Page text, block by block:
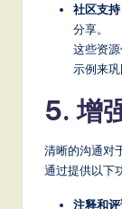
社区支持
分享。
这些资
示例来
5. 增
清晰的沟通对
通过提供以下
注释和